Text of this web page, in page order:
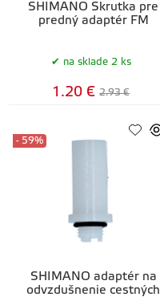
SHIMANO Skrutka pre
predný adaptér FM
na sklade 2 ks
1.20 € 2.93 €
SHIMANO adaptér na
odvzdušnenie cestných
- 59%